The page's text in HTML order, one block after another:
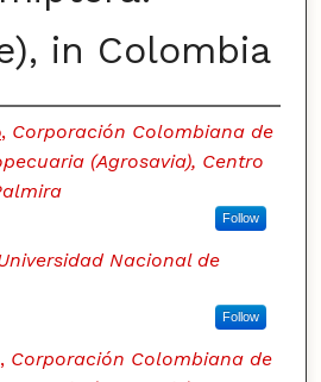
in Colombia
, Corporación Colombiana de
(Agrosavia), Centro
Follow
Nacional de
Follow
, Corporación Colombiana de